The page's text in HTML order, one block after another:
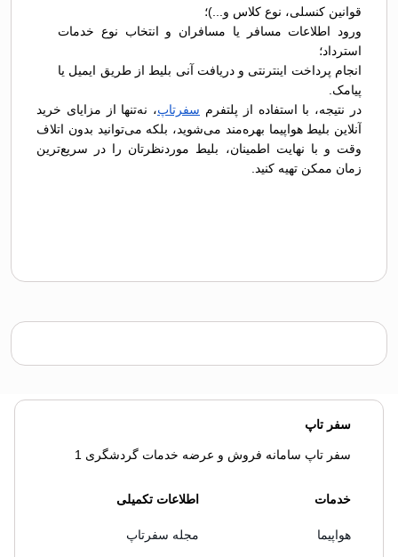
قوانین کنسلی، نوع کلاس و...)؛
ورود اطلاعات مسافر یا مسافران و انتخاب نوع خدمات
استرداد؛
انجام پرداخت اینترنتی و دریافت آنی بلیط از طریق ایمیل یا
پیامک.
در نتیجه، با استفاده از پلتفرم سفرتاپ، نه‌تنها از مزایای خرید
آنلاین بلیط هواپیما بهره‌مند می‌شوید، بلکه می‌توانید بدون اتلاف
وقت و با نهایت اطمینان، بلیط موردنظرتان را در سریع‌ترین
زمان ممکن تهیه کنید.
سفر تاپ
سفر تاپ سامانه فروش و عرضه خدمات گردشگری 1
خدمات
هواپیما
اطلاعات تکمیلی
مجله سفرتاپ